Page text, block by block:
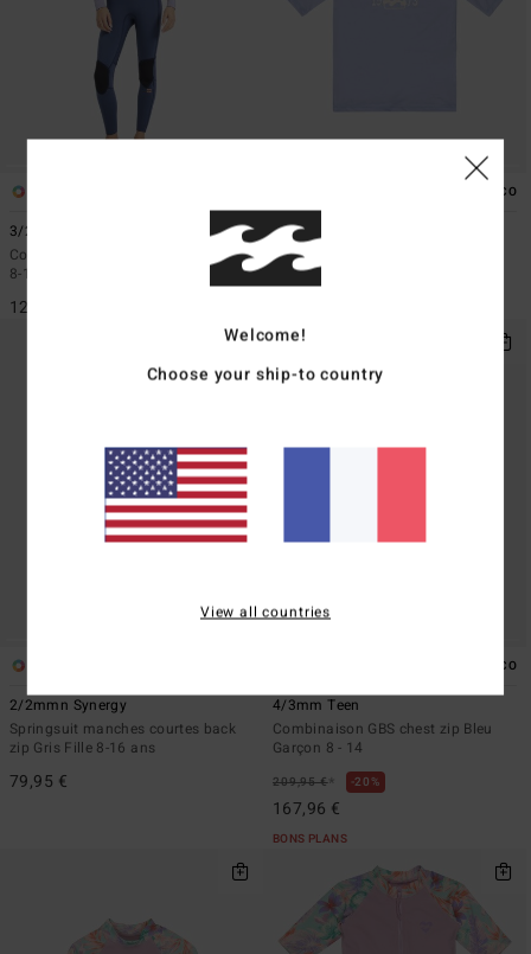
3/2mmn Synergy
Combinaison Back Zip Rouge Fille
8-16 ans
129,95 €
ÉCO
Girls Surf Dayz
T-shirt de surf à manches courtes
Bleu Garçon 8-16
2/2mmn Synergy
Springsuit manches courtes back
zip Gris Fille 8-16 ans
79,95 €
ÉCO
4/3mm Teen
Combinaison GBS chest zip Bleu
Garçon 8 - 14
209,95 €* 20%
167,96 €
BONS PLANS
Welcome!
Choose your ship-to country
View all countries